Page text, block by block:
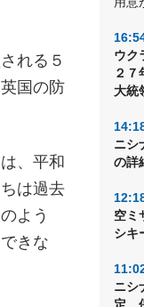
ウク
２７
大統
ニシ
の詳
空ミ
シキ
ニシ
定
れる５
国の防
、平和
は過去
よう
きな